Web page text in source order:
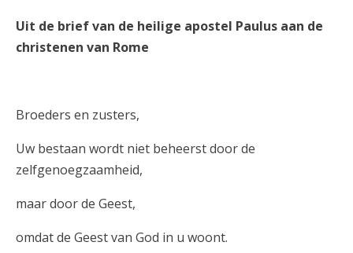
Uit de brief van de heilige apostel Paulus aan de
christenen van Rome
Broeders en zusters,
Uw bestaan wordt niet beheerst door de
zelfgenoegzaamheid,
maar door de Geest,
omdat de Geest van God in u woont.